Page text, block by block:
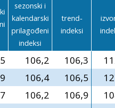
sezonski i
kalendarski
prilagođeni
indeksi
trend-
indeksi
106,2 106,3
106,4 106,5
106,2 106,9